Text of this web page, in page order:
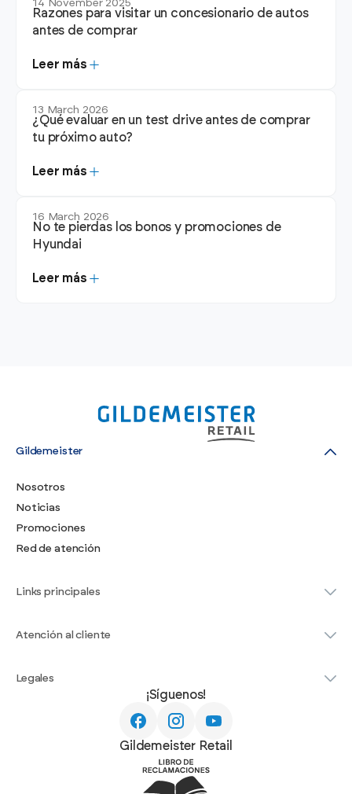
14 November 2025
Razones para visitar un concesionario de autos
antes de comprar
Leer más
13 March 2026
¿Qué evaluar en un test drive antes de comprar
tu próximo auto?
Leer más
16 March 2026
No te pierdas los bonos y promociones de
Hyundai
Leer más
Gildemeister
Nosotros
Noticias
Promociones
Red de atención
Links principales
Atención al cliente
Legales
¡Síguenos!
Gildemeister Retail